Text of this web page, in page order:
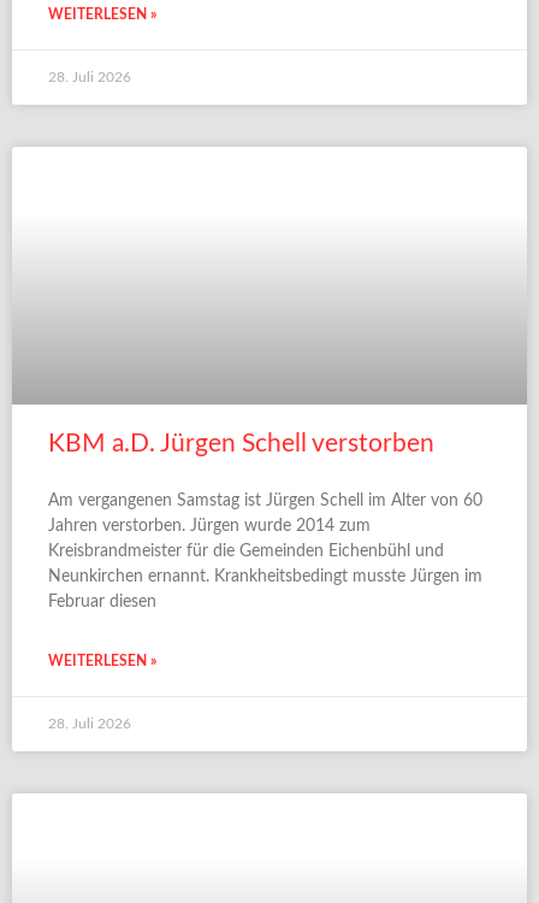
WEITERLESEN »
28. Juli 2026
KBM a.D. Jürgen Schell verstorben
Am vergangenen Samstag ist Jürgen Schell im Alter von 60
Jahren verstorben. Jürgen wurde 2014 zum
Kreisbrandmeister für die Gemeinden Eichenbühl und
Neunkirchen ernannt. Krankheitsbedingt musste Jürgen im
Februar diesen
WEITERLESEN »
28. Juli 2026